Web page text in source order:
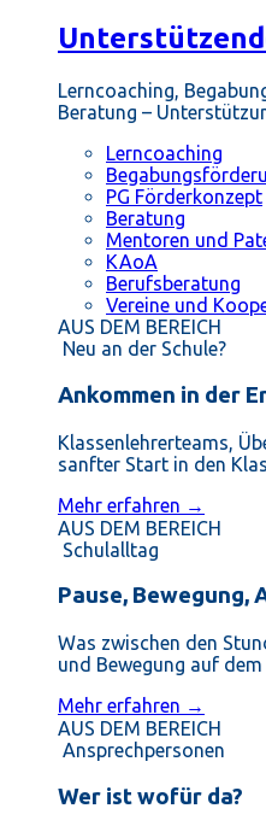
Lerncoaching,
Beratung –
Lerncoaching
PG Förderkonzept
Beratung
Mentoren und
KAoA
Berufsberatung
Vereine und
AUS DEM BEREICH
Neu an der Schule?
Ankommen in der
Klassenlehrerteams,
sanfter Start in den
Mehr erfahren →
AUS DEM BEREICH
Schulalltag
Pause, Bewegung,
Was zwischen den
und Bewegung auf
Mehr erfahren →
AUS DEM BEREICH
Ansprechpersonen
Wer ist wofür da?